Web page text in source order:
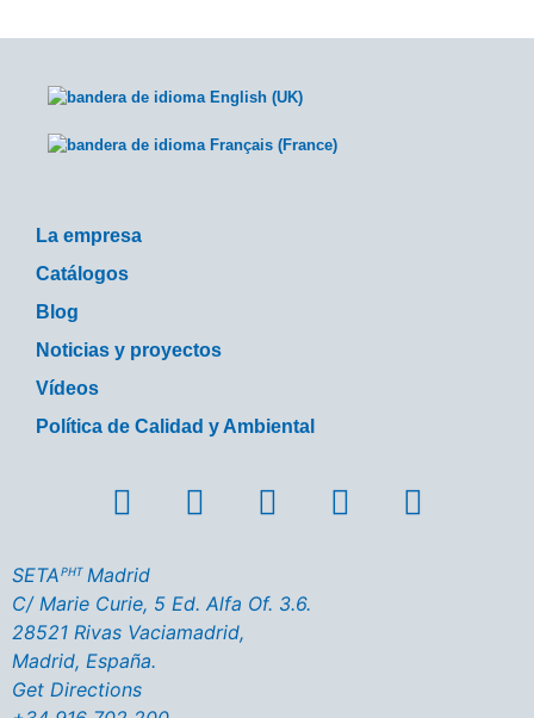
La empresa
Catálogos
Blog
Noticias y proyectos
Vídeos
Política de Calidad y Ambiental
SETAᴾᴴᵀ Madrid
C/ Marie Curie, 5 Ed. Alfa Of. 3.6.
28521 Rivas Vaciamadrid,
Madrid, España.
Get Directions